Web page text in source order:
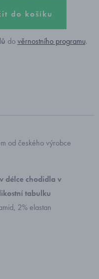
do košíku
dověrnostního programu.
od českého výrobce
délce chodidla v
tabulku
2% elastan